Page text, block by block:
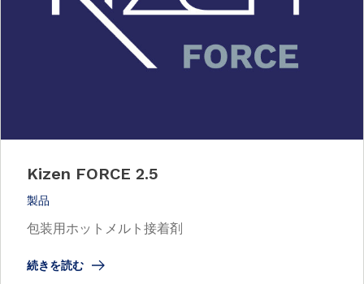
Kizen FORCE 2.5
製品
包装用ホットメルト接着剤
続きを読む